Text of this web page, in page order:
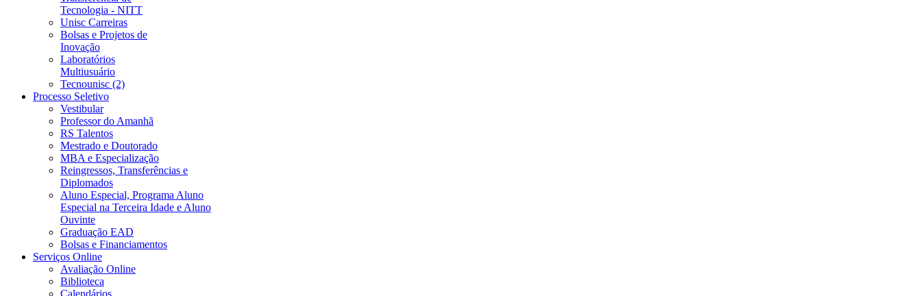
Tecnologia - NITT
Unisc Carreiras
Bolsas e Projetos de
Inovação
Laboratórios
Multiusuário
Tecnounisc (2)
Processo Seletivo
Vestibular
Professor do Amanhã
RS Talentos
Mestrado e Doutorado
MBA e Especialização
Reingressos, Transferências e
Diplomados
Aluno Especial, Programa Aluno
Especial na Terceira Idade e Aluno
Ouvinte
Graduação EAD
Bolsas e Financiamentos
Serviços Online
Avaliação Online
Biblioteca
Calendários